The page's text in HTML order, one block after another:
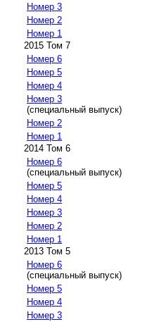
Номер 3
Номер 2
Номер 1
2015 Том 7
Номер 6
Номер 5
Номер 4
Номер 3
(специальный выпуск)
Номер 2
Номер 1
2014 Том 6
Номер 6
(специальный выпуск)
Номер 5
Номер 4
Номер 3
Номер 2
Номер 1
2013 Том 5
Номер 6
(специальный выпуск)
Номер 5
Номер 4
Номер 3